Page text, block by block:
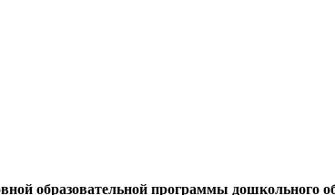
образовательной программы дошкольного